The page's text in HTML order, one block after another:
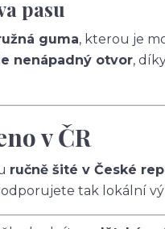
pasu
guma, kterou je
nenápadný otvor,
v ČR
ručně šité v České
tak lokální